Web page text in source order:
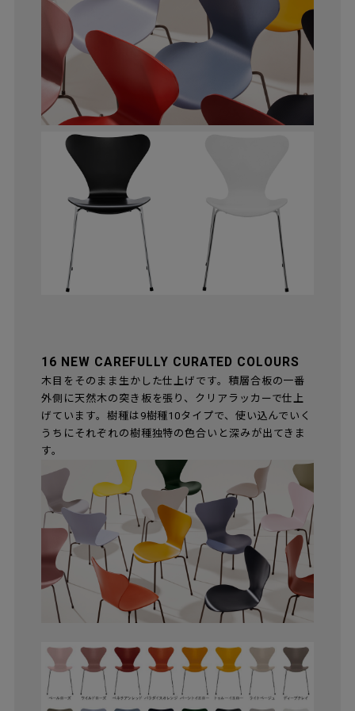
16 NEW CAREFULLY CURATED COLOURS
木目をそのまま生かした仕上げです。積層合板の一番
外側に天然木の突き板を張り、クリアラッカーで仕上
げています。樹種は9樹種10タイプで、使い込んでいく
うちにそれぞれの樹種独特の色合いと深みが出てきま
す。